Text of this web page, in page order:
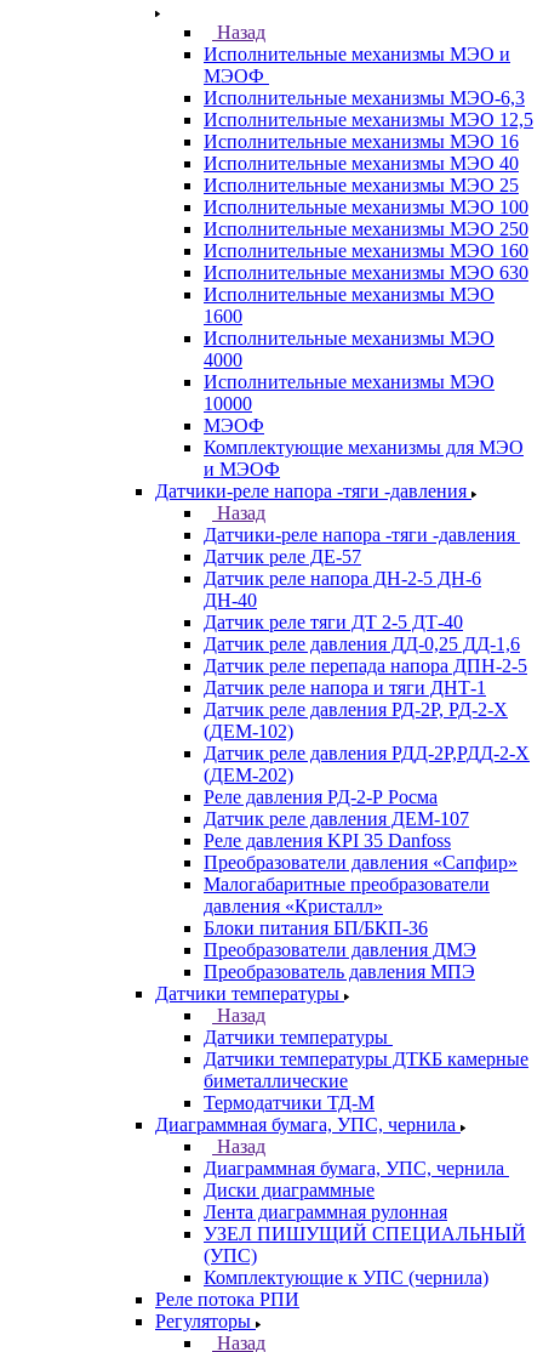
Назад
Исполнительные механизмы МЭО и
МЭОФ
Исполнительные механизмы МЭО-6,3
Исполнительные механизмы МЭО 12,5
Исполнительные механизмы МЭО 16
Исполнительные механизмы МЭО 40
Исполнительные механизмы МЭО 25
Исполнительные механизмы МЭО 100
Исполнительные механизмы МЭО 250
Исполнительные механизмы МЭО 160
Исполнительные механизмы МЭО 630
Исполнительные механизмы МЭО
1600
Исполнительные механизмы МЭО
4000
Исполнительные механизмы МЭО
10000
МЭОФ
Комплектующие механизмы для МЭО
и МЭОФ
Датчики-реле напора -тяги -давления
Назад
Датчики-реле напора -тяги -давления
Датчик реле ДЕ-57
Датчик реле напора ДН-2-5 ДН-6
ДН-40
Датчик реле тяги ДТ 2-5 ДТ-40
Датчик реле давления ДД-0,25 ДД-1,6
Датчик реле перепада напора ДПН-2-5
Датчик реле напора и тяги ДНТ-1
Датчик реле давления РД-2Р, РД-2-Х
(ДЕМ-102)
Датчик реле давления РДД-2Р,РДД-2-Х
(ДЕМ-202)
Реле давления РД-2-Р Росма
Датчик реле давления ДЕМ-107
Реле давления KPI 35 Danfoss
Преобразователи давления «Сапфир»
Малогабаритные преобразователи
давления «Кристалл»
Блоки питания БП/БКП-36
Преобразователи давления ДМЭ
Преобразователь давления МПЭ
Датчики температуры
Назад
Датчики температуры
Датчики температуры ДТКБ камерные
биметаллические
Термодатчики ТД-М
Диаграммная бумага, УПС, чернила
Назад
Диаграммная бумага, УПС, чернила
Диски диаграммные
Лента диаграммная рулонная
УЗЕЛ ПИШУЩИЙ СПЕЦИАЛЬНЫЙ
(УПС)
Комплектующие к УПС (чернила)
Реле потока РПИ
Регуляторы
Назад